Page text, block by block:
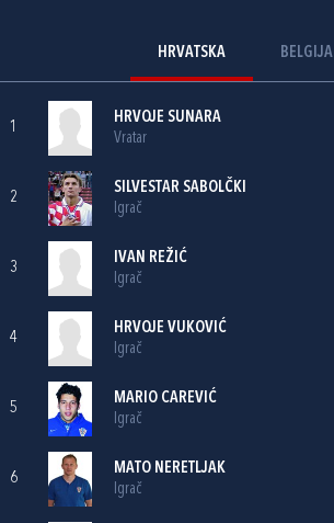
HRVATSKA BELGIJA
1
HRVOJE SUNARA
Vratar
2
SILVESTAR SABOLČKI
Igrač
3
IVAN REŽIĆ
Igrač
4
HRVOJE VUKOVIĆ
Igrač
5
MARIO CAREVIĆ
Igrač
6
MATO NERETLJAK
Igrač